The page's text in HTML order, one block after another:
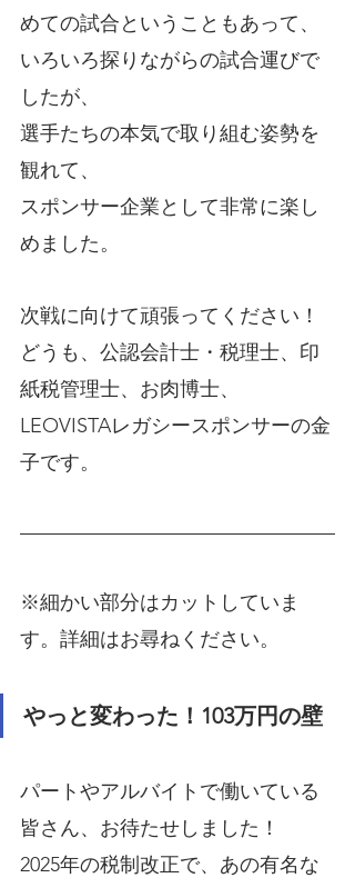
めての試合ということもあって、
いろいろ探りながらの試合運びで
したが、
選手たちの本気で取り組む姿勢を
観れて、
スポンサー企業として非常に楽し
めました。
次戦に向けて頑張ってください！
どうも、公認会計士・税理士、印
紙税管理士、お肉博士、
LEOVISTAレガシースポンサーの金
子です。
※細かい部分はカットしていま
す。詳細はお尋ねください。
やっと変わった！103万円の壁
パートやアルバイトで働いている
皆さん、お待たせしました！
2025年の税制改正で、あの有名な